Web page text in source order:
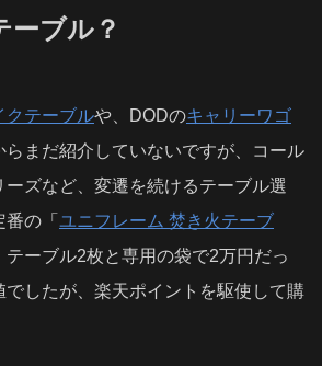
ーブル？
クテーブルや、DODのキャリーワゴ
らまだ紹介していないですが、コール
ーズなど、変遷を続けるテーブル選
の「 ユニフレーム 焚き火テーブ
テーブル2枚と専用の袋で2万円だっ
でしたが、楽天ポイントを駆使して購